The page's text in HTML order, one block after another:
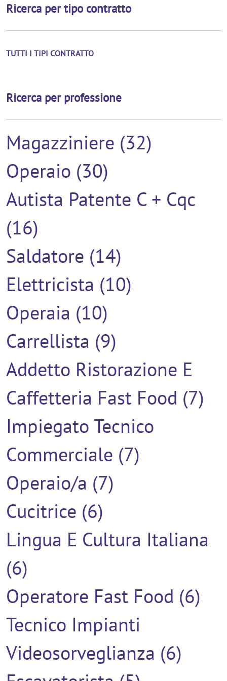
Ricerca per tipo contratto
TUTTI I TIPI CONTRATTO
Ricerca per professione
Magazziniere (32)
Operaio (30)
Autista Patente C + Cqc
(16)
Saldatore (14)
Elettricista (10)
Operaia (10)
Carrellista (9)
Addetto Ristorazione E
Caffetteria Fast Food (7)
Impiegato Tecnico
Commerciale (7)
Operaio/a (7)
Cucitrice (6)
Lingua E Cultura Italiana
(6)
Operatore Fast Food (6)
Tecnico Impianti
Videosorveglianza (6)